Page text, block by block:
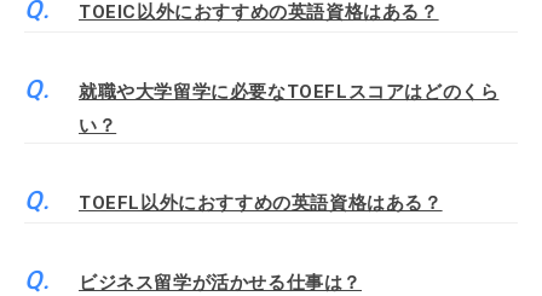
TOEIC以外におすすめの英語資格はある？
就職や大学留学に必要なTOEFLスコアはどのくら
い？
TOEFL以外におすすめの英語資格はある？
ビジネス留学が活かせる仕事は？